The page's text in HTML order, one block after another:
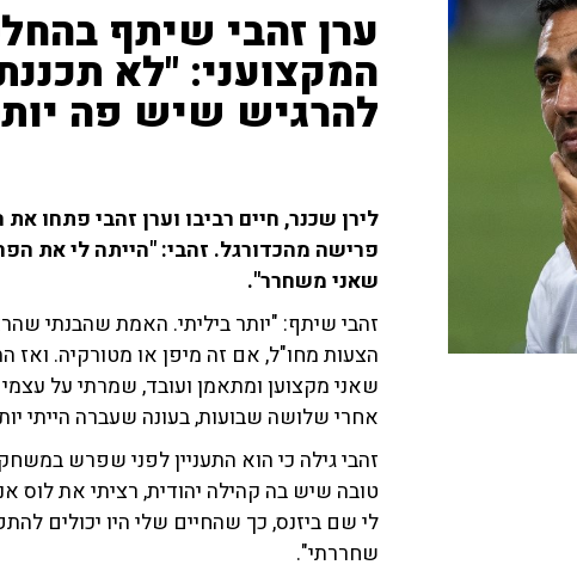
ערן זהבי שיתף
המקצועני: "לא
להרגיש שיש פה
לירן שכנר, חיים רביבו וערן זהבי פתחו
פרישה מהכדורגל. זהבי: "הייתה לי את
שאני משחרר".
זהבי שיתף: "יותר ביליתי. האמת שהבנתי
הצעות מחו"ל, אם זה מיפן או מטורקיה. ואז
שאני מקצוען ומתאמן ועובד, שמרתי על
אחרי שלושה שבועות, בעונה שעברה הייתי
זהבי גילה כי הוא התעניין לפני שפרש
טובה שיש בה קהילה יהודית, רציתי את לוס
לי שם ביזנס, כך שהחיים שלי היו יכולים
שחררתי".